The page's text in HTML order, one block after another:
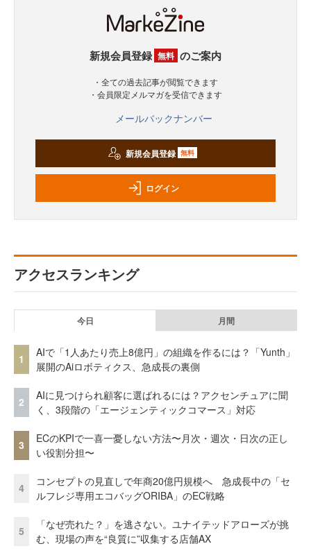
新規会員登録 無料 のご案内
・全ての過去記事が閲覧できます
・会員限定メルマガを受信できます
メールバックナンバー
新規会員登録 無料
ログイン
アクセスランキング
今日 月間
1
AIで「1人あたり売上8億円」の組織を作るには？「Yunth」
展開のAiロボティクス、急成長の裏側
2
AIに見つけられ顧客に選ばれるには？アクセンチュアに聞
く、3段階の「エージェンティックコマース」対応
3
ECのKPIで一喜一憂しない方法〜月次・週次・日次の正し
い役割分担〜
4
コンセプトの見直しで年商20億円規模へ 急成長中の「セ
ルフレジ専用エコバッグORIBA」のEC戦略
5
「なぜ売れた？」を逃さない。ユナイテッドアローズが挑
む、現場の声を“良質に”収集する店舗AX